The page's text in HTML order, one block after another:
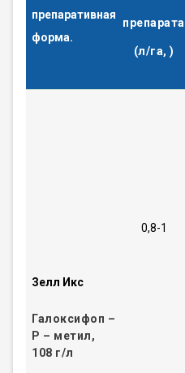
препаративная
форма.
препарата
(л/га, )
Зелл Икс
Галоксифоп –
P – метил,
108 г/л
0,8-1